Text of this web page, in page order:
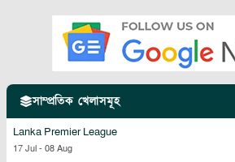
সাম্প্রতিক খেলাসমূহ
Lanka Premier League
17 Jul - 08 Aug